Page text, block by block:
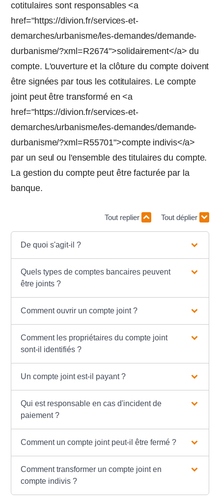
cotitulaires sont responsables <a
href="https://divion.fr/services-et-
demarches/urbanisme/les-demandes/demande-
durbanisme/?xml=R2674">solidairement</a> du
compte. L'ouverture et la clôture du compte doivent
être signées par tous les cotitulaires. Le compte
joint peut être transformé en <a
href="https://divion.fr/services-et-
demarches/urbanisme/les-demandes/demande-
durbanisme/?xml=R55701">compte indivis</a>
par un seul ou l'ensemble des titulaires du compte.
La gestion du compte peut être facturée par la
banque.
Tout replier Tout déplier
De quoi s'agit-il ?
Quels types de comptes bancaires peuvent
être joints ?
Comment ouvrir un compte joint ?
Comment les propriétaires du compte joint
sont-il identifiés ?
Un compte joint est-il payant ?
Qui est responsable en cas d'incident de
paiement ?
Comment un compte joint peut-il être fermé ?
Comment transformer un compte joint en
compte indivis ?